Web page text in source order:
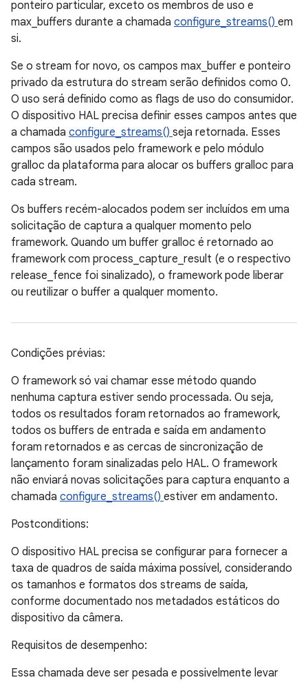
ponteiro particular, exceto os membros de uso e
max_buffers durante a chamada configure_streams() em
si.
Se o stream for novo, os campos max_buffer e ponteiro
privado da estrutura do stream serão definidos como 0.
O uso será definido como as flags de uso do consumidor.
O dispositivo HAL precisa definir esses campos antes que
a chamada configure_streams() seja retornada. Esses
campos são usados pelo framework e pelo módulo
gralloc da plataforma para alocar os buffers gralloc para
cada stream.
Os buffers recém-alocados podem ser incluídos em uma
solicitação de captura a qualquer momento pelo
framework. Quando um buffer gralloc é retornado ao
framework com process_capture_result (e o respectivo
release_fence foi sinalizado), o framework pode liberar
ou reutilizar o buffer a qualquer momento.
Condições prévias:
O framework só vai chamar esse método quando
nenhuma captura estiver sendo processada. Ou seja,
todos os resultados foram retornados ao framework,
todos os buffers de entrada e saída em andamento
foram retornados e as cercas de sincronização de
lançamento foram sinalizadas pelo HAL. O framework
não enviará novas solicitações para captura enquanto a
chamada configure_streams() estiver em andamento.
Postconditions:
O dispositivo HAL precisa se configurar para fornecer a
taxa de quadros de saída máxima possível, considerando
os tamanhos e formatos dos streams de saída,
conforme documentado nos metadados estáticos do
dispositivo da câmera.
Requisitos de desempenho:
Essa chamada deve ser pesada e possivelmente levar